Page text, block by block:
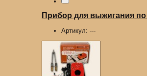
Прибор для выжигания
Артикул: ---